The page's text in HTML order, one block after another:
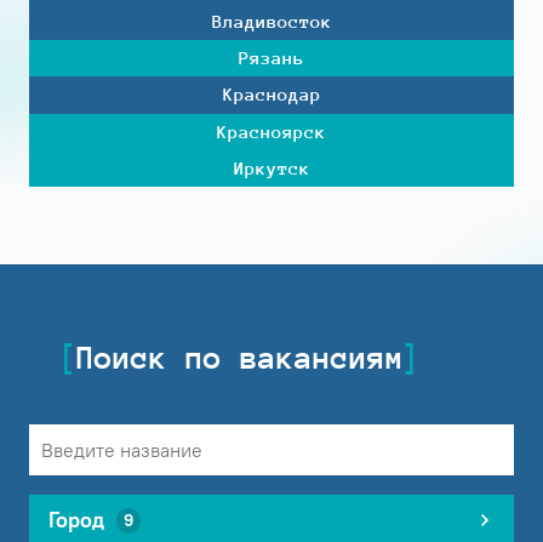
Владивосток
Рязань
Краснодар
Красноярск
Иркутск
Поиск по вакансиям
Город 9